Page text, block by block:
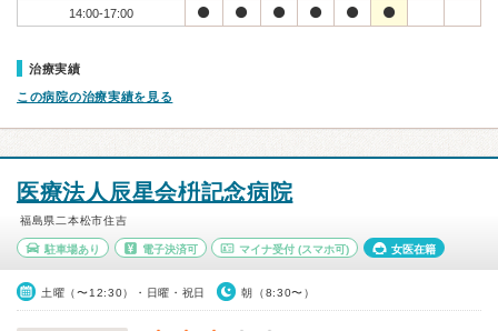
14:00-17:00
治療実績
この病院の治療実績を見る
医療法人辰星会枡記念病院
福島県二本松市住吉
駐車場あり 電子決済可 マイナ受付 (スマホ可) 女医在籍
土曜（〜12:30）・日曜・祝日 朝（8:30〜）